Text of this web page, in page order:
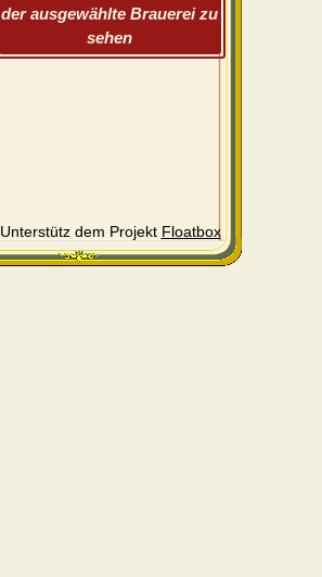
der ausgewählte Brauerei zu
sehen
Unterstütz dem Projekt Floatbox